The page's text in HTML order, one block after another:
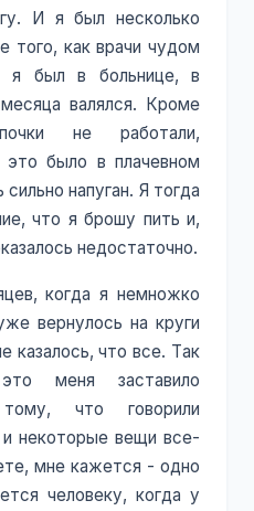
И я был несколько
того, как врачи чудом
был в больнице, в
валялся. Кроме
не работали,
было в плачевном
напуган. Я тогда
что я брошу пить и,
недостаточно.
когда я немножко
вернулось на круги
казалось, что все. Так
меня заставило
что говорили
и некоторые вещи все-
мне кажется - одно
человеку, когда у